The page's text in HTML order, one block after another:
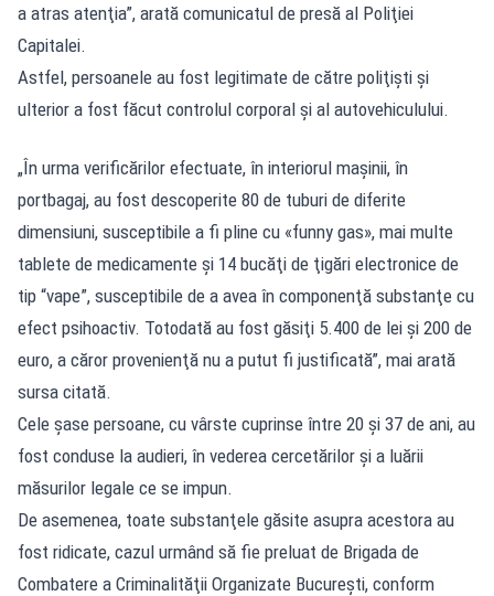
a atras atenţia”, arată comunicatul de presă al Poliţiei
Capitalei.
Astfel, persoanele au fost legitimate de către poliţişti şi
ulterior a fost făcut controlul corporal şi al autovehiculului.
„În urma verificărilor efectuate, în interiorul maşinii, în
portbagaj, au fost descoperite 80 de tuburi de diferite
dimensiuni, susceptibile a fi pline cu «funny gas», mai multe
tablete de medicamente şi 14 bucăţi de ţigări electronice de
tip “vape”, susceptibile de a avea în componenţă substanţe cu
efect psihoactiv. Totodată au fost găsiţi 5.400 de lei şi 200 de
euro, a căror provenienţă nu a putut fi justificată”, mai arată
sursa citată.
Cele şase persoane, cu vârste cuprinse între 20 şi 37 de ani, au
fost conduse la audieri, în vederea cercetărilor şi a luării
măsurilor legale ce se impun.
De asemenea, toate substanţele găsite asupra acestora au
fost ridicate, cazul urmând să fie preluat de Brigada de
Combatere a Criminalităţii Organizate Bucureşti, conform